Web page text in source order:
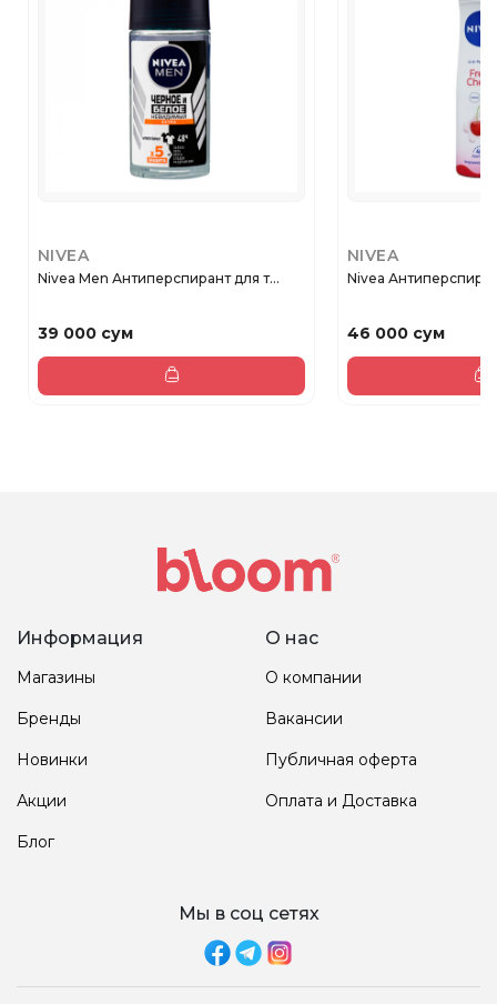
NIVEA
Nivea Men Антиперспирант для т...
39 000 сум
NIVEA
Nivea
46 000 сум
Информация
Магазины
Бренды
Новинки
Акции
Блог
О нас
О компании
Вакансии
Публичная оферта
Оплата и Доставка
Мы в соц сетях